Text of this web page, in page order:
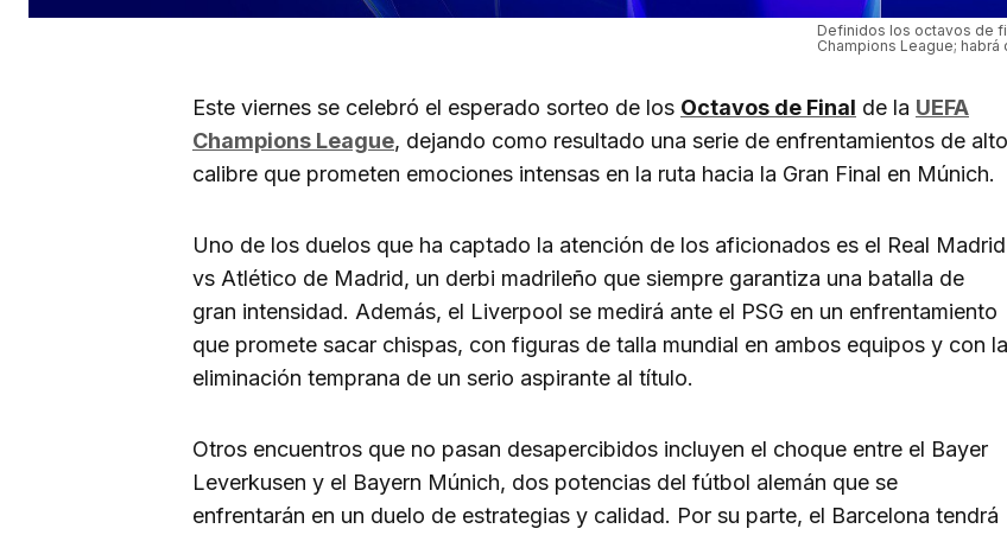
Definidos los octavos de
Champions League; habrá
Este viernes se celebró el esperado sorteo de los Octavos de Final de la UEFA
Champions League, dejando como resultado una serie de enfrentamientos de alto
calibre que prometen emociones intensas en la ruta hacia la Gran Final en Múnich.
Uno de los duelos que ha captado la atención de los aficionados es el Real Madrid
vs Atlético de Madrid, un derbi madrileño que siempre garantiza una batalla de
gran intensidad. Además, el Liverpool se medirá ante el PSG en un enfrentamiento
que promete sacar chispas, con figuras de talla mundial en ambos equipos y con la
eliminación temprana de un serio aspirante al título.
Otros encuentros que no pasan desapercibidos incluyen el choque entre el Bayer
Leverkusen y el Bayern Múnich, dos potencias del fútbol alemán que se
enfrentarán en un duelo de estrategias y calidad. Por su parte, el Barcelona tendrá